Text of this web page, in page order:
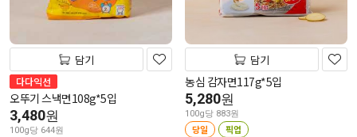
담기
다다익선
오뚜기 스낵면108g*5입
3,480원
100g당 644원
담기
농심 감자면117g*5입
5,280원
100g당 883원
당일 픽업